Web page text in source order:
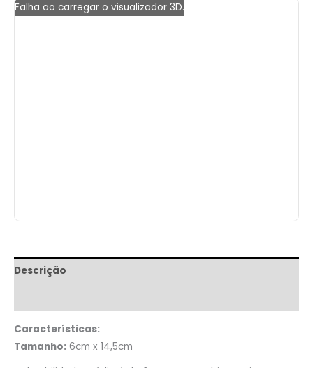
Falha ao carregar o visualizador 3D.
Descrição
Características:
Tamanho: 6cm x 14,5cm